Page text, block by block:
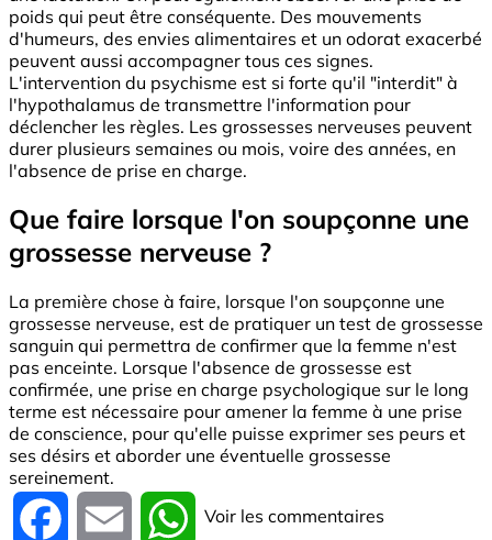
poids qui peut être conséquente. Des mouvements
d'humeurs, des envies alimentaires et un odorat exacerbé
peuvent aussi accompagner tous ces signes.
L'intervention du psychisme est si forte qu'il "interdit" à
l'hypothalamus de transmettre l'information pour
déclencher les règles. Les grossesses nerveuses peuvent
durer plusieurs semaines ou mois, voire des années, en
l'absence de prise en charge.
Que faire lorsque l'on soupçonne une
grossesse nerveuse ?
La première chose à faire, lorsque l'on soupçonne une
grossesse nerveuse, est de pratiquer un test de grossesse
sanguin qui permettra de confirmer que la femme n'est
pas enceinte. Lorsque l'absence de grossesse est
confirmée, une prise en charge psychologique sur le long
terme est nécessaire pour amener la femme à une prise
de conscience, pour qu'elle puisse exprimer ses peurs et
ses désirs et aborder une éventuelle grossesse
sereinement.
Facebook Email WhatsApp
Voir les commentaires